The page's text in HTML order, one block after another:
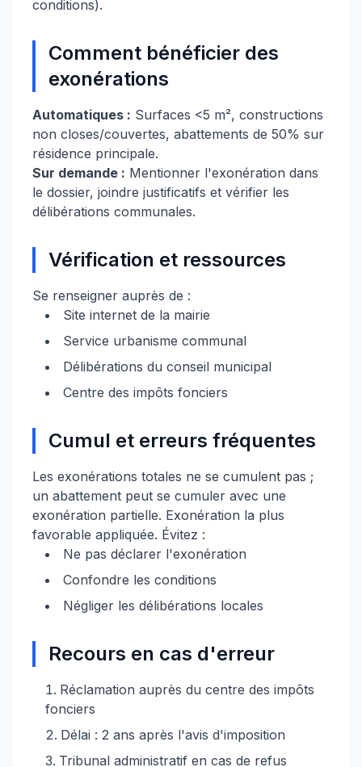
conditions).
Comment bénéficier des
exonérations
Automatiques : Surfaces <5 m², constructions
non closes/couvertes, abattements de 50% sur
résidence principale.
Sur demande : Mentionner l'exonération dans
le dossier, joindre justificatifs et vérifier les
délibérations communales.
Vérification et ressources
Se renseigner auprès de :
Site internet de la mairie
Service urbanisme communal
Délibérations du conseil municipal
Centre des impôts fonciers
Cumul et erreurs fréquentes
Les exonérations totales ne se cumulent pas ;
un abattement peut se cumuler avec une
exonération partielle. Exonération la plus
favorable appliquée. Évitez :
Ne pas déclarer l'exonération
Confondre les conditions
Négliger les délibérations locales
Recours en cas d'erreur
Réclamation auprès du centre des impôts
fonciers
Délai : 2 ans après l'avis d'imposition
Tribunal administratif en cas de refus